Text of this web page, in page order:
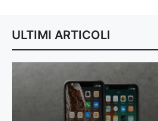
ULTIMI ARTICOLI